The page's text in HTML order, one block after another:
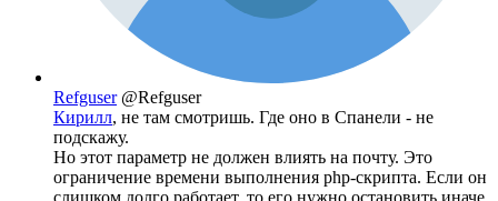
Refguser @Refguser
Кирилл, не там смотришь. Где оно в Спанели - не
подскажу.
Но этот параметр не должен влиять на почту. Это
ограничение времени выполнения php-скрипта. Если он
слишком долго работает, то его нужно остановить иначе